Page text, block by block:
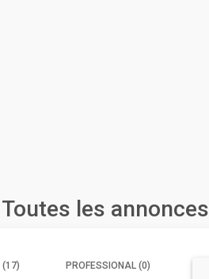
les annonces
(17) PROFESSIONAL (0)